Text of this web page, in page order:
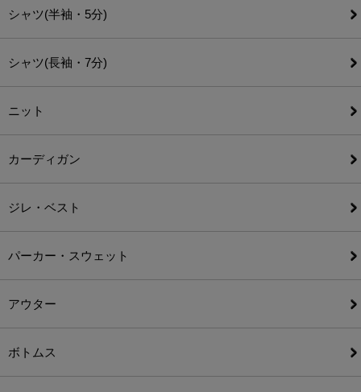
シャツ(半袖・5分)
シャツ(長袖・7分)
ニット
カーディガン
ジレ・ベスト
パーカー・スウェット
アウター
ボトムス